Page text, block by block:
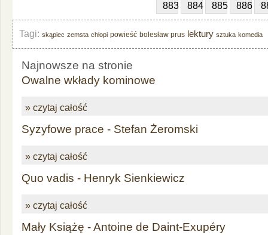
883 884 885 886
Tagi: skąpiec zemsta chłopi powieść bolesław prus lektury sztuka komedia
Najnowsze na stronie
Owalne wkłady kominowe
» czytaj całość
Syzyfowe prace - Stefan Żeromski
» czytaj całość
Quo vadis - Henryk Sienkiewicz
» czytaj całość
Mały Książę - Antoine de Daint-Exupéry